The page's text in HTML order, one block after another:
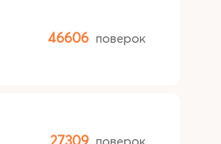
46606 поверок
поверок